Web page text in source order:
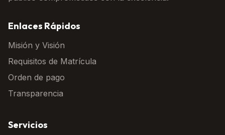
Enlaces Rápidos
Misión y Visión
Requisitos de Matrícula
Orden de pago
Transparencia
Servicios